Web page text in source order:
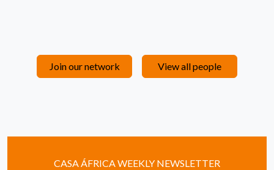
Join our network View all people
CASA ÁFRICA WEEKLY NEWSLETTER